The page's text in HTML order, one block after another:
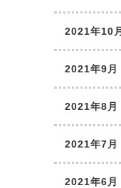
2021年10月
2021年9月
2021年8月
2021年7月
2021年6月